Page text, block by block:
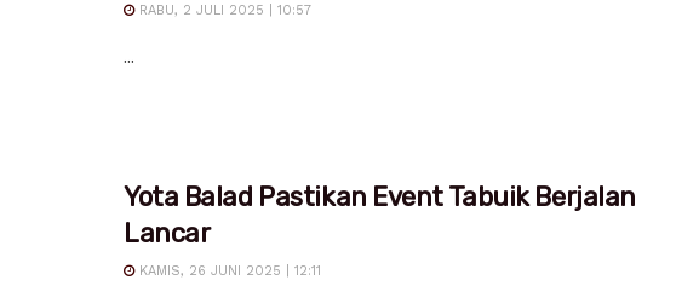
RABU, 2 JULI 2025 | 10:57
...
Yota Balad Pastikan Event Tabuik Berjalan
Lancar
KAMIS, 26 JUNI 2025 | 12:11